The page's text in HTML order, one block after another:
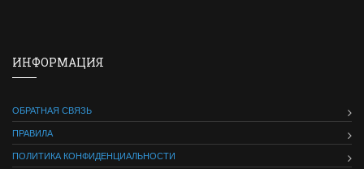
ИНФОРМАЦИЯ
ОБРАТНАЯ СВЯЗЬ
ПРАВИЛА
ПОЛИТИКА КОНФИДЕНЦИАЛЬНОСТИ